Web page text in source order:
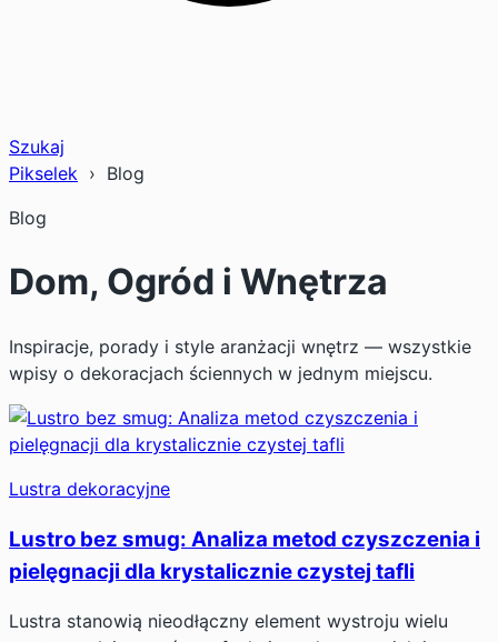
Szukaj
Pikselek › Blog
Blog
Dom, Ogród i Wnętrza
Inspiracje, porady i style aranżacji wnętrz — wszystkie
wpisy o dekoracjach ściennych w jednym miejscu.
Lustra dekoracyjne
Lustro bez smug: Analiza metod czyszczenia i
pielęgnacji dla krystalicznie czystej tafli
Lustra stanowią nieodłączny element wystroju wielu